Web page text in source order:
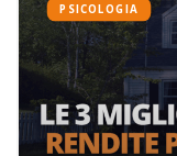
PSICOLOGIA